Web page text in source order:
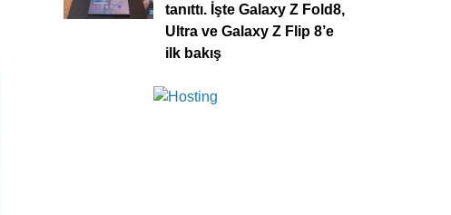
tanıttı. İşte Galaxy Z Fold8,
Ultra ve Galaxy Z Flip 8’e
ilk bakış